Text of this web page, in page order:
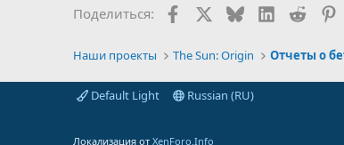
Поделиться: FacebookX (Twitter)
BlueskyLinkedIn
Reddit
Наши проекты The Sun: Origin
Default Light Russian (RU)
Локализация от XenForo.Info